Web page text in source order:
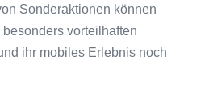
Sonderaktionen können
vorteilhaften
ihr mobiles Erlebnis noch